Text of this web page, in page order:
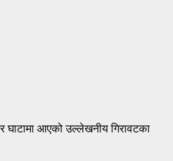
घाटामा आएको उल्लेखनीय गिरावटका